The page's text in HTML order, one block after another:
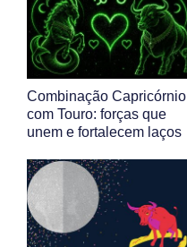
Combinação Capricórnio
com Touro: forças que
unem e fortalecem laços